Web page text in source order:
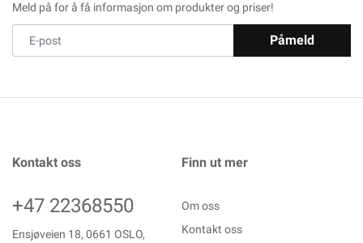
Meld på for å få informasjon om produkter og priser!
Påmeld
Kontakt oss
+47 22368550
Ensjøveien 18, 0661 OSLO,
Finn ut mer
Om oss
Kontakt oss